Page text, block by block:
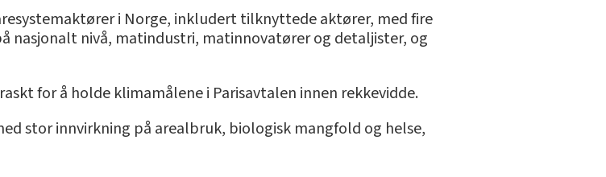
i Norge, inkludert tilknyttede aktører, med fire
nasjonalt nivå, matindustri, matinnovatører og detaljister, og
for å holde klimamålene i Parisavtalen innen rekkevidde.
stor innvirkning på arealbruk, biologisk mangfold og helse,